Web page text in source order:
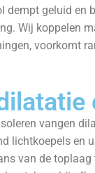
dempt geluid
Wij koppelen
voorkomt
vangen
lichtkoepels
van de